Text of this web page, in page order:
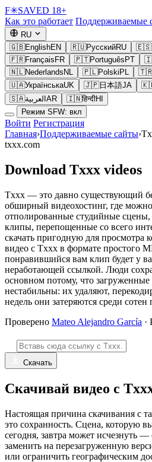
F✳SAVED 18+
Как это работает Поддерживаемые
RU
🇬🇧EnglishEN 🇷🇺РусскийRU 🇪🇸
🇫🇷Français FR 🇵🇹Português PT
🇳🇱Nederlands NL 🇵🇱Polski PL
🇺🇦УкраїнськаUK 🇯🇵日本語JA
🇸🇦العربية AR 🇮🇳हिन्दीHI
Режим SFW: вкл
Войти Регистрация
Главная›Поддерживаемые сайты›
txxx.com
Download Txxx videos
Txxx — это давно существующий
обширный видеохостинг, где
отполированные студийные сцены,
клипы, перепощенные со всего
скачать пригодную для просмотра
видео с Txxx в формате простого
понравившийся вам клип будет у
неработающей ссылкой. Люди
основном потому, что
нестабильны: их удаляют,
недель они затеряются среди
Проверено Mateo Alejandro García ·
Скачать
Скачивай видео с
Настоящая причина скачивания с
это сохранность. Сцена, которую
сегодня, завтра может исчезнуть —
заменить на перезагруженную
или ограничить географическим